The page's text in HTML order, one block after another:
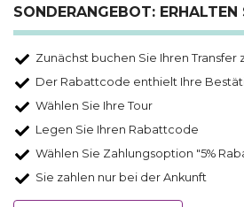
SONDERANGEBOT:
Zunächst buchen Sie Ihren Transfer
Der Rabattcode enthielt Ihre
Wählen Sie Ihre Tour
Legen Sie Ihren Rabattcode
Wählen Sie Zahlungsoption "5%
Sie zahlen nur bei der Ankunft